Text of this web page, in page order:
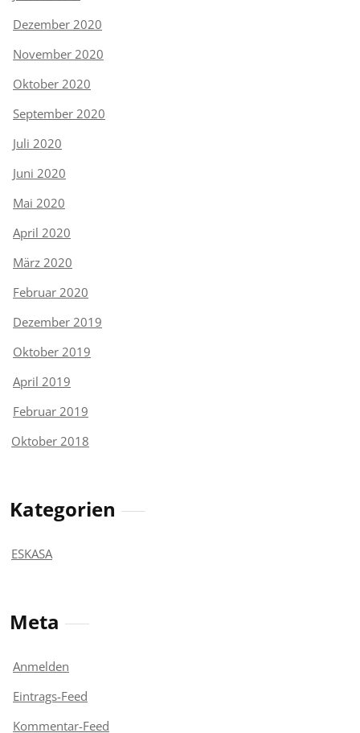
Dezember 2020
November 2020
Oktober 2020
September 2020
Juli 2020
Juni 2020
Mai 2020
April 2020
März 2020
Februar 2020
Dezember 2019
Oktober 2019
April 2019
Februar 2019
Oktober 2018
Kategorien
ESKASA
Meta
Anmelden
Eintrags-Feed
Kommentar-Feed